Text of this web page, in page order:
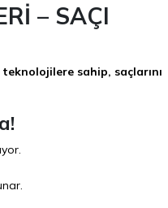
– SAÇI
sahip, saçlarını